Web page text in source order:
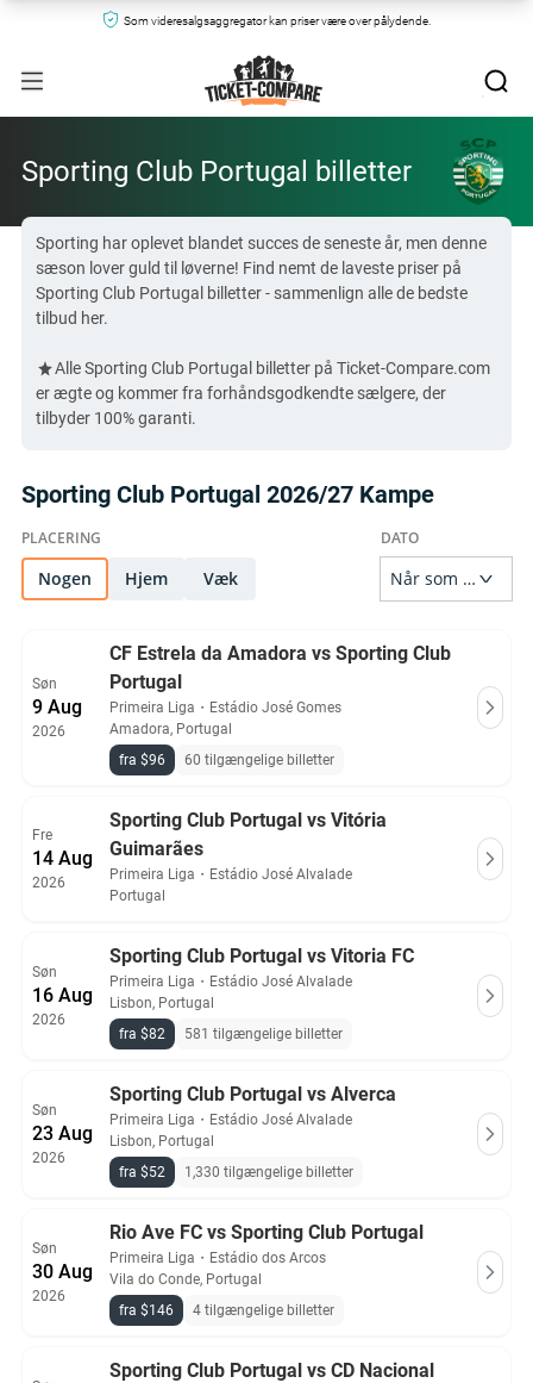
Som videresalgsaggregator kan priser være over pålydende.
Sporting Club Portugal billetter
Sporting har oplevet blandet succes de seneste år, men denne
sæson lover guld til løverne! Find nemt de laveste priser på
Sporting Club Portugal billetter - sammenlign alle de bedste
tilbud her.
Alle Sporting Club Portugal billetter på Ticket-Compare.com
er ægte og kommer fra forhåndsgodkendte sælgere, der
tilbyder 100% garanti.
Sporting Club Portugal 2026/27 Kampe
Nogen Hjem Væk
Søn
9 Aug
2026
CF Estrela da Amadora vs Sporting Club
Portugal
Primeira Liga ・ Estádio José Gomes
Amadora, Portugal
fra $96
60 tilgængelige billetter
Fre
14 Aug
2026
Sporting Club Portugal vs Vitória
Guimarães
Primeira Liga ・ Estádio José Alvalade
Portugal
Søn
16 Aug
2026
Sporting Club Portugal vs Vitoria FC
Primeira Liga ・ Estádio José Alvalade
Lisbon, Portugal
fra $82
581 tilgængelige billetter
Søn
23 Aug
2026
Sporting Club Portugal vs Alverca
Primeira Liga ・ Estádio José Alvalade
Lisbon, Portugal
fra $52
1,330 tilgængelige billetter
Søn
30 Aug
2026
Rio Ave FC vs Sporting Club Portugal
Primeira Liga ・ Estádio dos Arcos
Vila do Conde, Portugal
fra $146
4 tilgængelige billetter
Sporting Club Portugal vs CD Nacional